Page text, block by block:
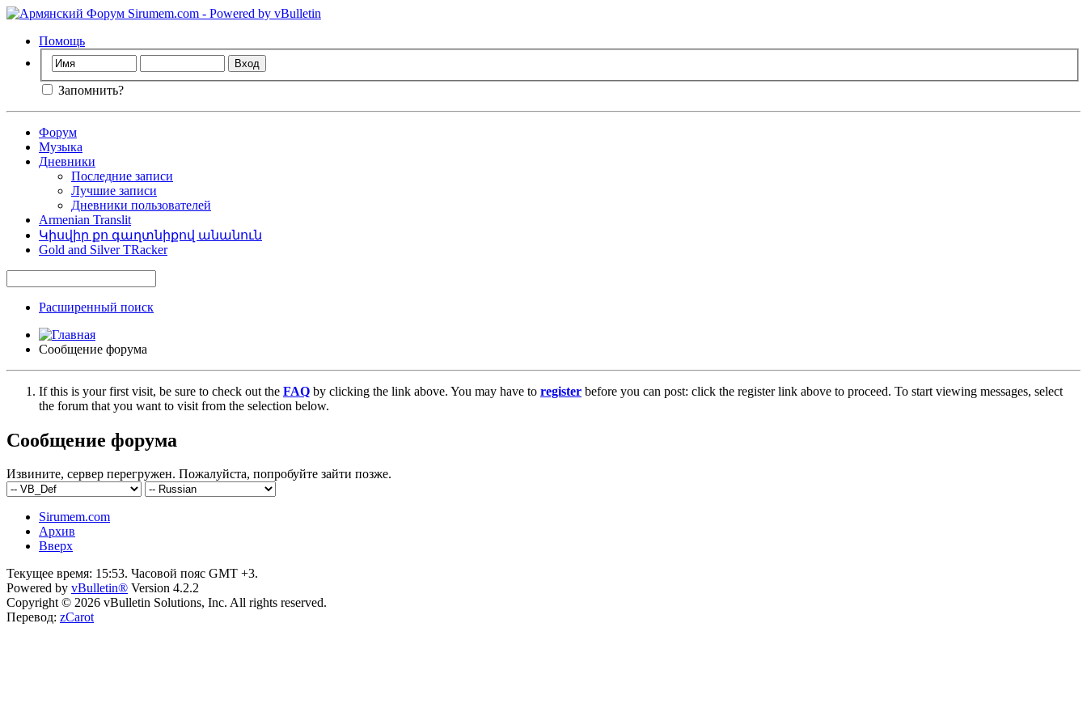
Помощь
Запомнить?
Форум
Музыка
Дневники
Последние записи
Лучшие записи
Дневники пользователей
Armenian Translit
Կիսվիր քո գաղտնիքով անանուն
Gold and Silver TRacker
Расширенный поиск
Сообщение форума
If this is your first visit, be sure to check out the FAQ by clicking the link above. You may have to register before you can post: click the register link above to proceed. To start viewing messages, select
the forum that you want to visit from the selection below.
Сообщение форума
Извините, сервер перегружен. Пожалуйста, попробуйте зайти позже.
Sirumem.com
Архив
Вверх
Текущее время: 15:53. Часовой пояс GMT +3.
Powered by vBulletin® Version 4.2.2
Copyright © 2026 vBulletin Solutions, Inc. All rights reserved.
Перевод: zCarot